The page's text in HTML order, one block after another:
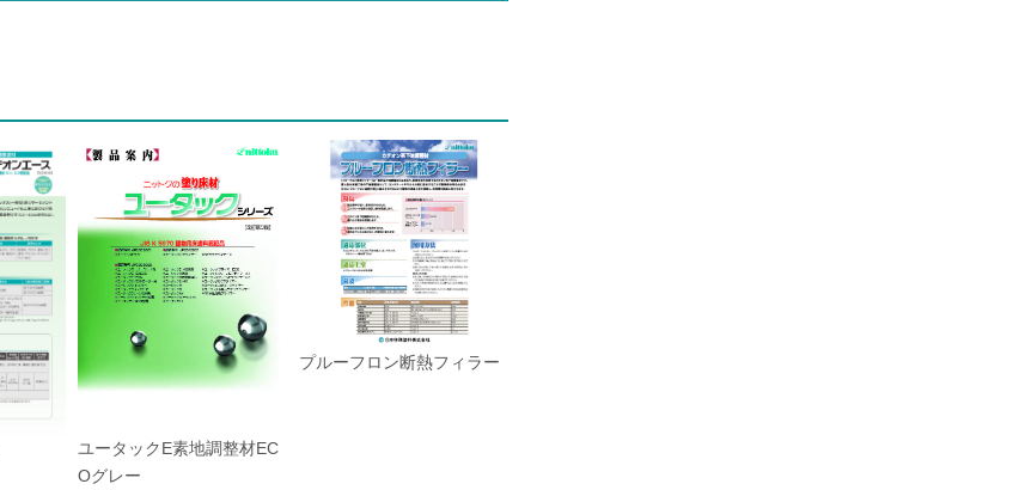
ユータックE素地調整材EC
Oグレー
プルーフロン断熱フィラー